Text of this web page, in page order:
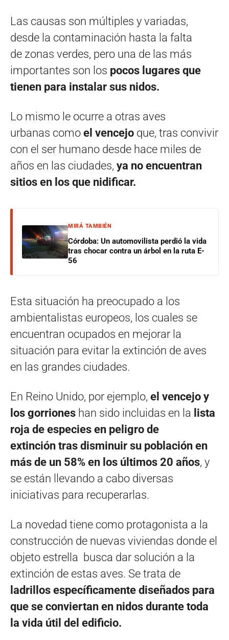
Las causas son múltiples y variadas,
desde la contaminación hasta la falta
de zonas verdes, pero una de las más
importantes son los pocos lugares que
tienen para instalar sus nidos.
Lo mismo le ocurre a otras aves
urbanas como el vencejo que, tras convivir
con el ser humano desde hace miles de
años en las ciudades, ya no encuentran
sitios en los que nidificar.
MIRÁ TAMBIÉN
Córdoba: Un automovilista perdió la vida
tras chocar contra un árbol en la ruta E-
56
Esta situación ha preocupado a los
ambientalistas europeos, los cuales se
encuentran ocupados en mejorar la
situación para evitar la extinción de aves
en las grandes ciudades.
En Reino Unido, por ejemplo, el vencejo y
los gorriones han sido incluidas en la lista
roja de especies en peligro de
extinción tras disminuir su población en
más de un 58% en los últimos 20 años, y
se están llevando a cabo diversas
iniciativas para recuperarlas.
La novedad tiene como protagonista a la
construcción de nuevas viviendas donde el
objeto estrella busca dar solución a la
extinción de estas aves. Se trata de
ladrillos específicamente diseñados para
que se conviertan en nidos durante toda
la vida útil del edificio.